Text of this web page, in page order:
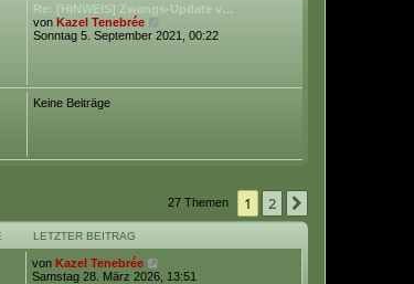
e
t
e
Re: [HINWEIS] Zwangs-Update v…
von Kazel Tenebrée
e
t
Sonntag 5. September 2021, 00:22
Keine Beiträge
27 Themen 1 2
LETZTER BEITRAG
von Kazel Tenebrée
Samstag 28. März 2026, 13:51